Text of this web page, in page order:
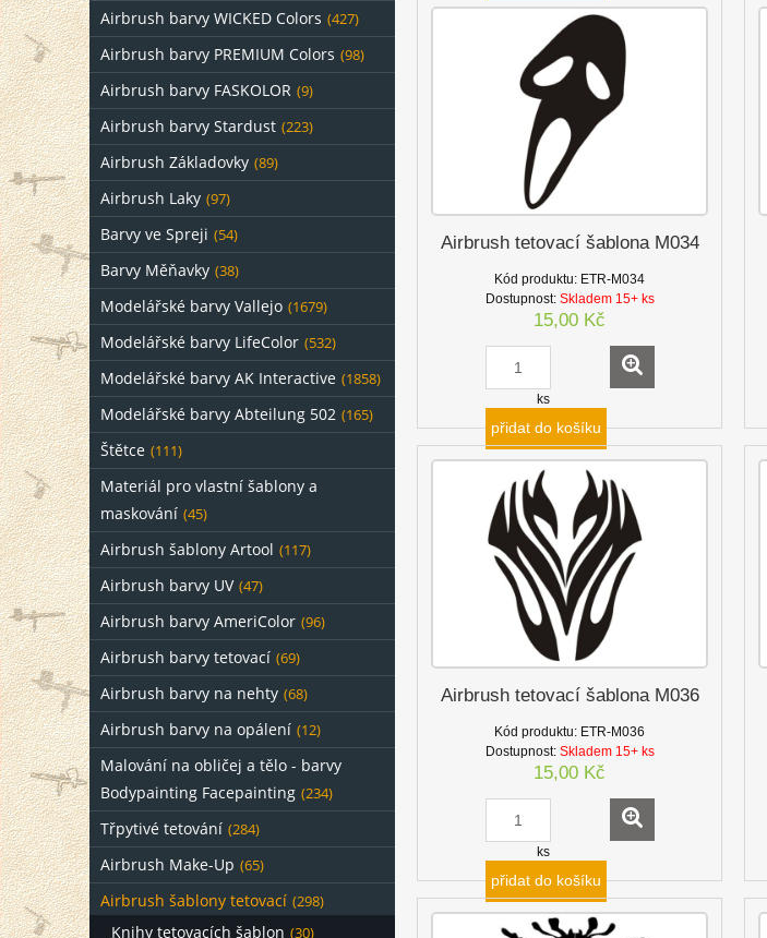
Airbrush barvy WICKED Colors (427)
Airbrush barvy PREMIUM Colors (98)
Airbrush barvy FASKOLOR (9)
Airbrush barvy Stardust (223)
Airbrush Základovky (89)
Airbrush Laky (97)
Barvy ve Spreji (54)
Barvy Měňavky (38)
Modelářské barvy Vallejo (1679)
Modelářské barvy LifeColor (532)
Modelářské barvy AK Interactive (1858)
Modelářské barvy Abteilung 502 (165)
Štětce (111)
Materiál pro vlastní šablony a
maskování (45)
Airbrush šablony Artool (117)
Airbrush barvy UV (47)
Airbrush barvy AmeriColor (96)
Airbrush barvy tetovací (69)
Airbrush barvy na nehty (68)
Airbrush barvy na opálení (12)
Malování na obličej a tělo - barvy
Bodypainting Facepainting (234)
Třpytivé tetování (284)
Airbrush Make-Up (65)
Airbrush šablony tetovací (298)
Knihy tetovacích šablon (30)
Airbrush tetovací šablona M034
Kód produktu: ETR-M034
Dostupnost: Skladem 15+ ks
15,00 Kč
ks
přidat do košíku
Airbrush tetovací šablona M036
Kód produktu: ETR-M036
Dostupnost: Skladem 15+ ks
15,00 Kč
ks
přidat do košíku